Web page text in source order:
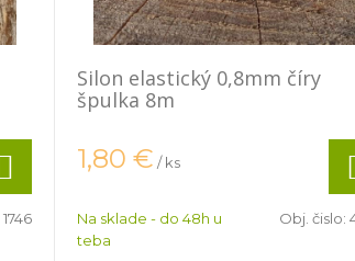
1746
Silon elastický 0,8mm číry
špulka 8m
1,80 € / ks
Na sklade - do 48h u
teba
Obj. čislo: